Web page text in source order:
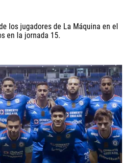
los jugadores de La Máquina en el
en la jornada 15.